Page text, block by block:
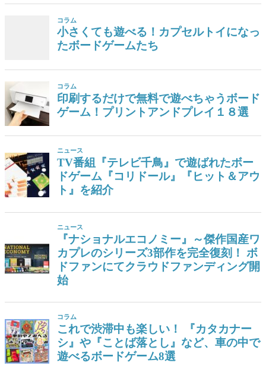
コラム
小さくても遊べる！カプセルトイになっ
たボードゲームたち
コラム
印刷するだけで無料で遊べちゃうボード
ゲーム！プリントアンドプレイ１８選
ニュース
TV番組『テレビ千鳥』で遊ばれたボー
ドゲーム『コリドール』『ヒット＆アウ
ト』を紹介
ニュース
『ナショナルエコノミー』～傑作国産ワ
カプレのシリーズ3部作を完全復刻！ ボ
ドファンにてクラウドファンディング開
始
コラム
これで渋滞中も楽しい！ 『カタカナー
シ』や『ことば落とし』など、車の中で
遊べるボードゲーム8選